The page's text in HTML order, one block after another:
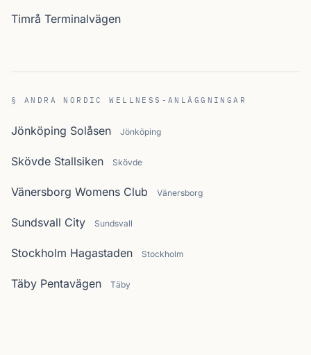
Timrå Terminalvägen
§ ANDRA NORDIC WELLNESS-ANLÄGGNINGAR
Jönköping Solåsen Jönköping
Skövde Stallsiken Skövde
Vänersborg Womens Club Vänersborg
Sundsvall City Sundsvall
Stockholm Hagastaden Stockholm
Täby Pentavägen Täby